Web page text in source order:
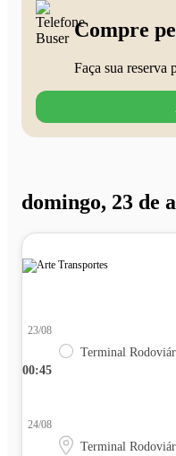
Compre
Faça sua reserva
domingo, 23 de
00:45
23/08
Terminal
24/08
Terminal